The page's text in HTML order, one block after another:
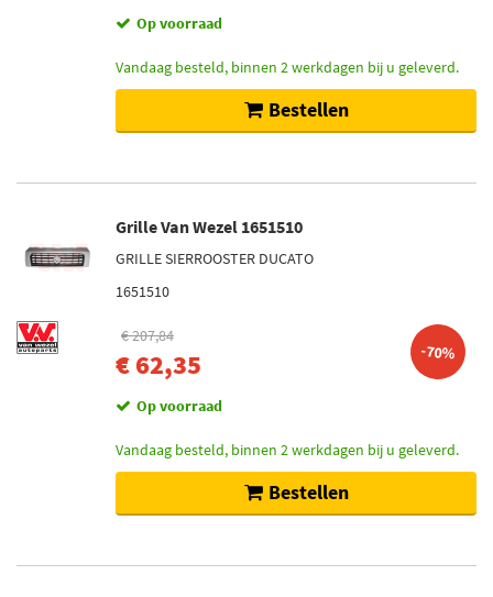
Op voorraad
Vandaag besteld, binnen 2 werkdagen bij u geleverd.
Bestellen
Grille Van Wezel 1651510
GRILLE SIERROOSTER DUCATO
1651510
€ 207,84
€ 62,35 -70%
Op voorraad
Vandaag besteld, binnen 2 werkdagen bij u geleverd.
Bestellen